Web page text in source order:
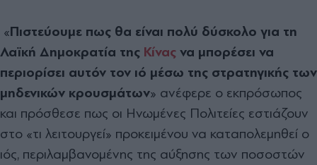
«Πιστεύουμε πως θα είναι πολύ δύσκολο για τη
Λαϊκή Δημοκρατία της Κίνας να μπορέσει να
περιορίσει αυτόν τον ιό μέσω της στρατηγικής των
μηδενικών κρουσμάτων» ανέφερε ο εκπρόσωπος
και πρόσθεσε πως οι Ηνωμένες Πολιτείες εστιάζουν
στο «τι λειτουργεί» προκειμένου να καταπολεμηθεί ο
ιός, περιλαμβανομένης της αύξησης των ποσοστών